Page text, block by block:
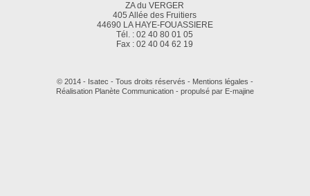
ZA du VERGER
405 Allée des Fruitiers
44690 LA HAYE-FOUASSIERE
Tél. : 02 40 80 01 05
Fax : 02 40 04 62 19
© 2014 - Isatec - Tous droits réservés - Mentions légales -
Réalisation Planète Communication - propulsé par E-majine